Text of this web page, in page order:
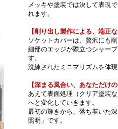
メッキや塗装では決して表現
れます。
【削り出し製作による、端正な
ソケットカバーは、贅沢にも
細部のエッジが際立つシャー
す。
洗練されたミニマリズムを体
【深まる風合い、あなただけ
あえて表面処理（クリア塗装
へと変化していきます。
最初の輝きから、落ち着いた
照明」です。